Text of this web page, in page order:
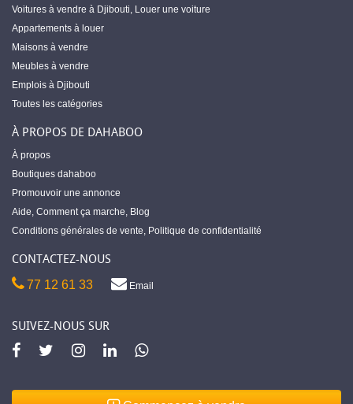
Voitures à vendre à Djibouti, Louer une voiture
Appartements à louer
Maisons à vendre
Meubles à vendre
Emplois à Djibouti
Toutes les catégories
À PROPOS DE DAHABOO
À propos
Boutiques dahaboo
Promouvoir une annonce
Aide, Comment ça marche, Blog
Conditions générales de vente, Politique de confidentialité
CONTACTEZ-NOUS
77 12 61 33 Email
SUIVEZ-NOUS SUR